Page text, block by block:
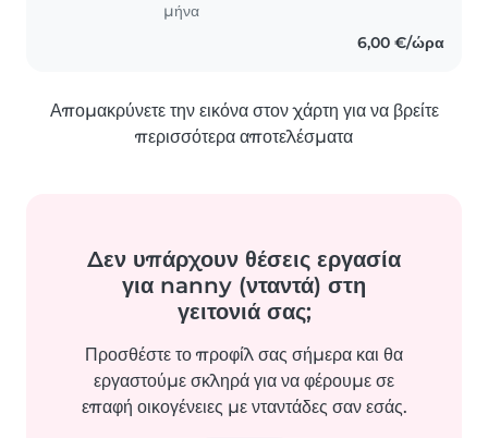
μήνα
6,00 €/ώρα
Απομακρύνετε την εικόνα στον χάρτη για να βρείτε
περισσότερα αποτελέσματα
Δεν υπάρχουν θέσεις εργασία
για nanny (νταντά) στη
γειτονιά σας;
Προσθέστε το προφίλ σας σήμερα και θα
εργαστούμε σκληρά για να φέρουμε σε
επαφή οικογένειες με νταντάδες σαν εσάς.